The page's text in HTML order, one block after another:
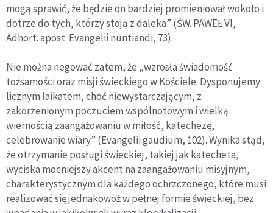
mogą sprawić, że będzie on bardziej promieniował wokoło i
dotrze do tych, którzy stoją z daleka” (ŚW. PAWEŁ VI,
Adhort. apost. Evangelii nuntiandi, 73).
Nie można negować zatem, że „wzrosła świadomość
tożsamości oraz misji świeckiego w Kościele. Dysponujemy
licznym laikatem, choć niewystarczającym, z
zakorzenionym poczuciem wspólnotowym i wielką
wiernością zaangażowaniu w miłość, katechezę,
celebrowanie wiary” (Evangelii gaudium, 102). Wynika stąd,
że otrzymanie posługi świeckiej, takiej jak katecheta,
wyciska mocniejszy akcent na zaangażowaniu misyjnym,
charakterystycznym dla każdego ochrzczonego, które musi
realizować się jednakowoż w pełnej formie świeckiej, bez